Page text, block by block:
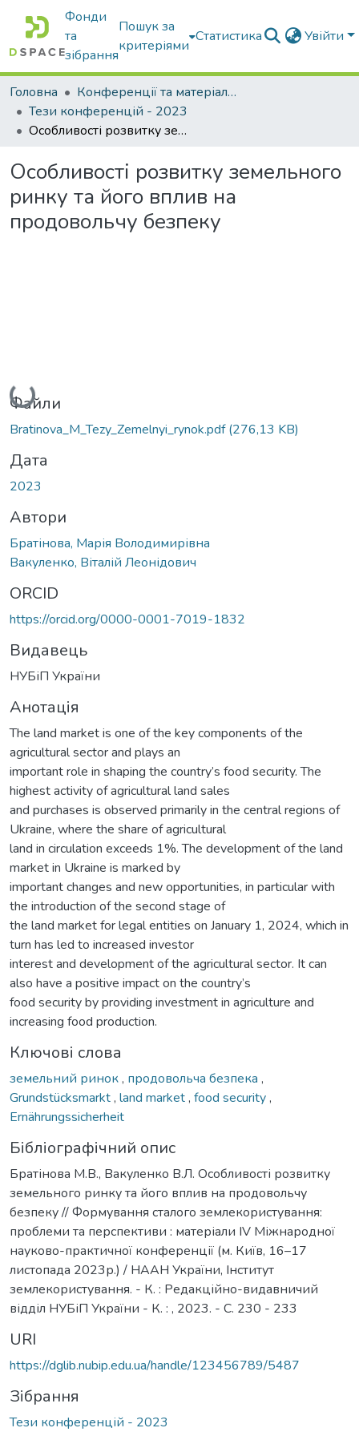
Фонди
та
зібрання
Пошук за
критеріями
Статистика Увійти
Головна
Конференції та матеріали конференцій
Тези конференцій - 2023
Особливості розвитку земельного ринку та його вплив на продовольчу безпеку
Особливості розвитку земельного
ринку та його вплив на
продовольчу безпеку
Вантажиться...
Файли
Bratinova_M_Tezy_Zemelnyi_rynok.pdf(276,13 KB)
Дата
2023
Автори
Братінова, Марія Володимирівна
Вакуленко, Віталій Леонідович
ORCID
https://orcid.org/0000-0001-7019-1832
Видавець
НУБіП України
Анотація
The land market is one of the key components of the
agricultural sector and plays an
important role in shaping the country’s food security. The
highest activity of agricultural land sales
and purchases is observed primarily in the central regions of
Ukraine, where the share of agricultural
land in circulation exceeds 1%. The development of the land
market in Ukraine is marked by
important changes and new opportunities, in particular with
the introduction of the second stage of
the land market for legal entities on January 1, 2024, which in
turn has led to increased investor
interest and development of the agricultural sector. It can
also have a positive impact on the country’s
food security by providing investment in agriculture and
increasing food production.
Ключові слова
земельний ринок, продовольча безпека ,
Grundstücksmarkt, land market, food security,
Ernährungssicherheit
Бібліографічний опис
Братінова М.В., Вакуленко В.Л. Особливості розвитку
земельного ринку та його вплив на продовольчу
безпеку // Формування сталого землекористування:
проблеми та перспективи : матеріали ІV Міжнародної
науково-практичної конференції (м. Київ, 16–17
листопада 2023р.) / НААН України, Інститут
землекористування. - К. : Редакційно-видавничий
відділ НУБіП України - К. : , 2023. - С. 230 - 233
URI
https://dglib.nubip.edu.ua/handle/123456789/5487
Зібрання
Тези конференцій - 2023